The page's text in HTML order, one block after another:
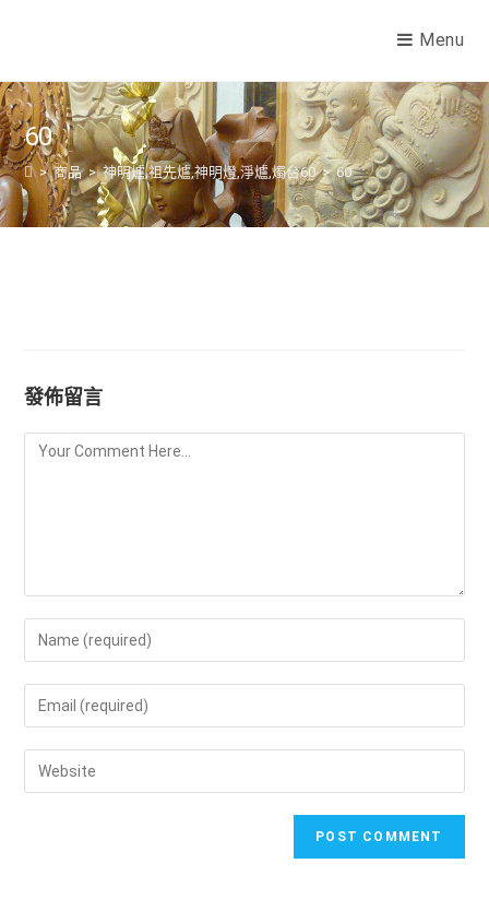
Menu
60
> 商品 > 神明爐,祖先爐,神明燈,淨爐,燭台60 > 60
發佈留言